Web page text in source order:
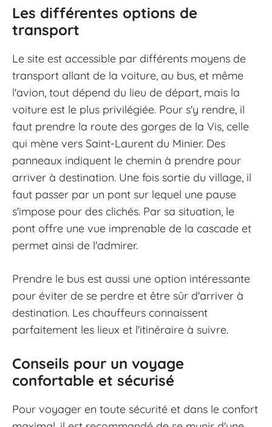
Les différentes options de
transport
Le site est accessible par différents moyens de
transport allant de la voiture, au bus, et même
l'avion, tout dépend du lieu de départ, mais la
voiture est le plus privilégiée. Pour s'y rendre, il
faut prendre la route des gorges de la Vis, celle
qui mène vers Saint-Laurent du Minier. Des
panneaux indiquent le chemin à prendre pour
arriver à destination. Une fois sortie du village, il
faut passer par un pont sur lequel une pause
s'impose pour des clichés. Par sa situation, le
pont offre une vue imprenable de la cascade et
permet ainsi de l'admirer.
Prendre le bus est aussi une option intéressante
pour éviter de se perdre et être sûr d'arriver à
destination. Les chauffeurs connaissent
parfaitement les lieux et l'itinéraire à suivre.
Conseils pour un voyage
confortable et sécurisé
Pour voyager en toute sécurité et dans le confort